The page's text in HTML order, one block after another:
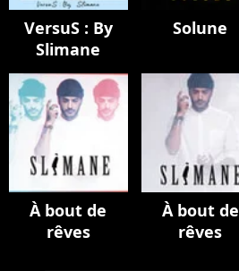
VersuS : By
Slimane
Solune
À bout de
rêves
À bout de
rêves